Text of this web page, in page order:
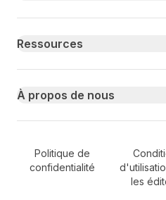
Ressources
À propos de nous
Secondary Footer Navigation
Politique de
confidentialité
les